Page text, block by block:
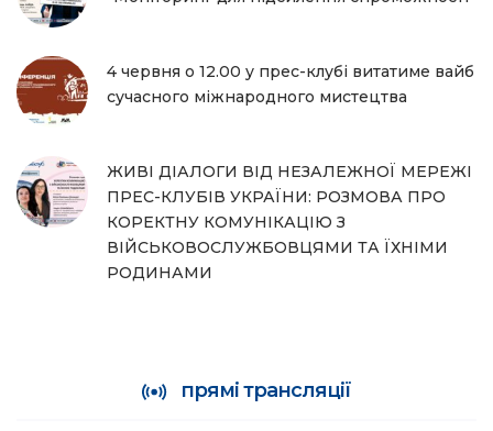
4 червня о 12.00 у прес-клубі витатиме вайб
сучасного міжнародного мистецтва
ЖИВІ ДІАЛОГИ ВІД НЕЗАЛЕЖНОЇ МЕРЕЖІ
ПРЕС-КЛУБІВ УКРАЇНИ: РОЗМОВА ПРО
КОРЕКТНУ КОМУНІКАЦІЮ З
ВІЙСЬКОВОСЛУЖБОВЦЯМИ ТА ЇХНІМИ
РОДИНАМИ
прямі трансляції